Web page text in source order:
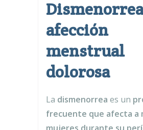
afección
menstrual
dolorosa
La dismenorrea es un
frecuente que afecta a